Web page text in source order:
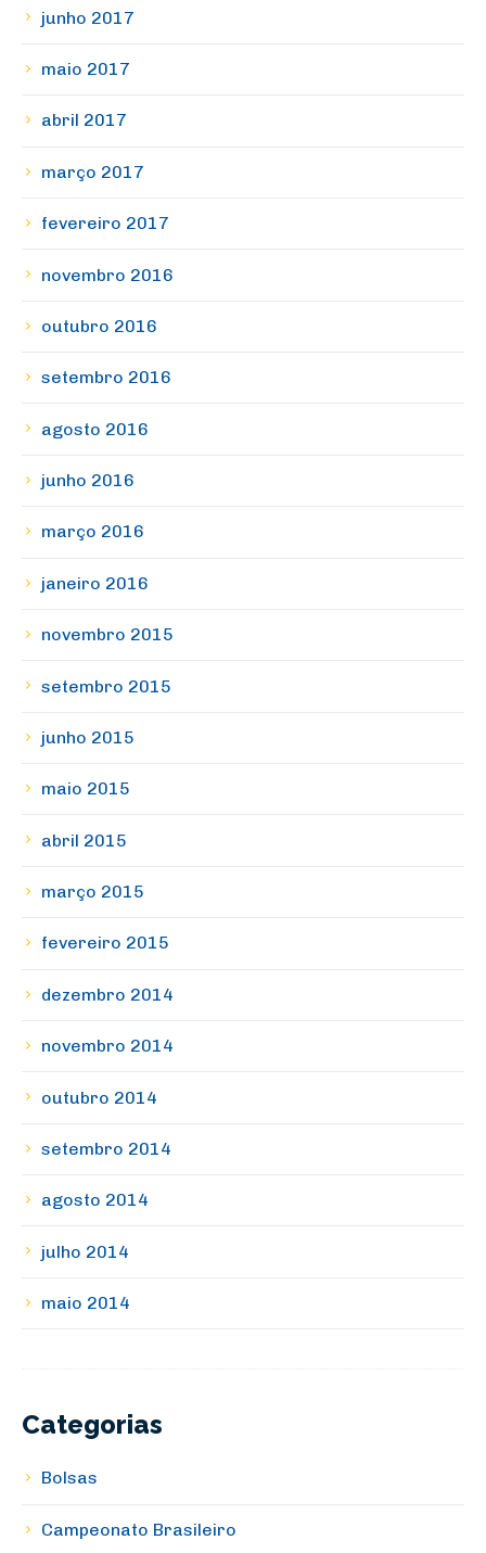
junho 2017
maio 2017
abril 2017
março 2017
fevereiro 2017
novembro 2016
outubro 2016
setembro 2016
agosto 2016
junho 2016
março 2016
janeiro 2016
novembro 2015
setembro 2015
junho 2015
maio 2015
abril 2015
março 2015
fevereiro 2015
dezembro 2014
novembro 2014
outubro 2014
setembro 2014
agosto 2014
julho 2014
maio 2014
Categorias
Bolsas
Campeonato Brasileiro